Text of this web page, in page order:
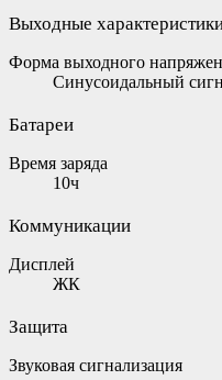
Выходные
Форма выходного
Синусоидальный
Батареи
Время заряда
10ч
Коммуникации
Дисплей
ЖК
Защита
Звуковая сигнализация